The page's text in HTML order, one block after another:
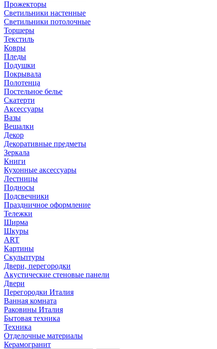
Прожекторы
Светильники настенные
Светильники потолочные
Торшеры
Текстиль
Ковры
Пледы
Подушки
Покрывала
Полотенца
Постельное белье
Скатерти
Аксессуары
Вазы
Вешалки
Декор
Декоративные предметы
Зеркала
Книги
Кухонные аксессуары
Лестницы
Подносы
Подсвечники
Праздничное оформление
Тележки
Ширма
Шкуры
ART
Картины
Скульптуры
Двери, перегородки
Акустические стеновые панели
Двери
Перегородки Италия
Ванная комната
Раковины Италия
Бытовая техника
Техника
Отделочные материалы
Керамогранит